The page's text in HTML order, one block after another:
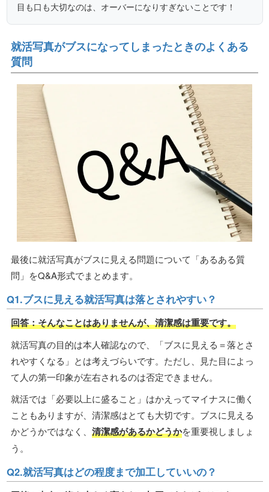
目も口も大切なのは、オーバーになりすぎないことです！
就活写真がブスになってしまったときのよくある
質問
最後に就活写真がブスに見える問題について「あるある質
問」をQ&A形式でまとめます。
Q1.ブスに見える就活写真は落とされやすい？
回答：そんなことはありませんが、清潔感は重要です。
就活写真の目的は本人確認なので、「ブスに見える＝落とさ
れやすくなる」とは考えづらいです。ただし、見た目によっ
て人の第一印象が左右されるのは否定できません。
就活では「必要以上に盛ること」はかえってマイナスに働く
こともありますが、清潔感はとても大切です。ブスに見える
かどうかではなく、 清潔感があるかどうかを重要視しましょ
う。
Q2.就活写真はどの程度まで加工していいの？